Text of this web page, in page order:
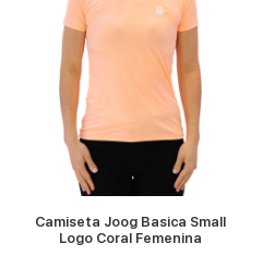
Camiseta Joog Basica Small
Logo Coral Femenina